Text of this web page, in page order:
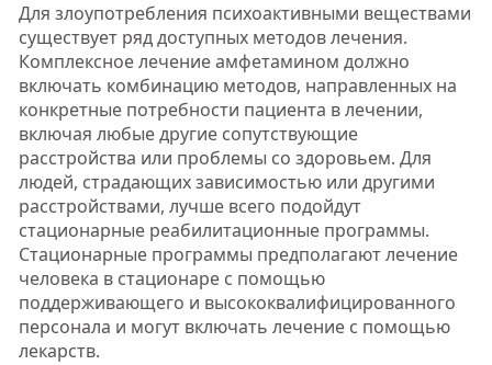
Для злоупотребления психоактивными веществами
существует ряд доступных методов лечения.
Комплексное лечение амфетамином должно
включать комбинацию методов, направленных на
конкретные потребности пациента в лечении,
включая любые другие сопутствующие
расстройства или проблемы со здоровьем. Для
людей, страдающих зависимостью или другими
расстройствами, лучше всего подойдут
стационарные реабилитационные программы.
Стационарные программы предполагают лечение
человека в стационаре с помощью
поддерживающего и высококвалифицированного
персонала и могут включать лечение с помощью
лекарств.